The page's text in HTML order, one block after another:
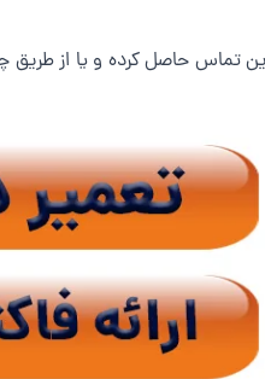
تماس حاصل کرده و یا از